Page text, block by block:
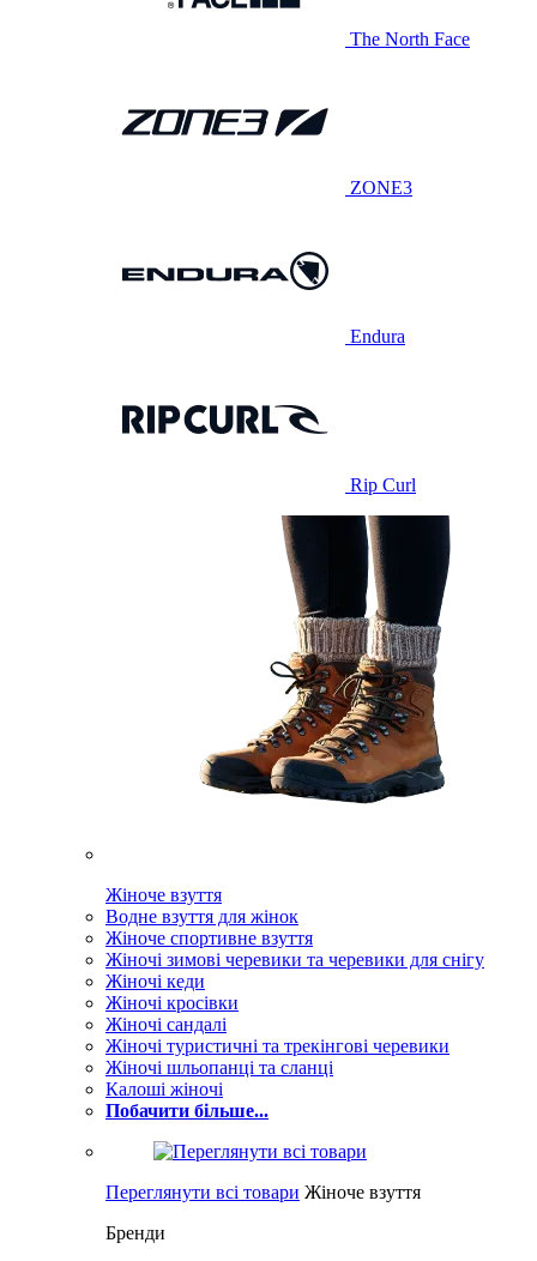
The North Face
ZONE3
Endura
Rip Curl
Жіноче взуття
Водне взуття для жінок
Жіноче спортивне взуття
Жіночі зимові черевики та черевики для снігу
Жіночі кеди
Жіночі кросівки
Жіночі сандалі
Жіночі туристичні та трекінгові черевики
Жіночі шльопанці та сланці
Калоші жіночі
Побачити більше...
Переглянути всі товари Жіноче взуття
Бренди